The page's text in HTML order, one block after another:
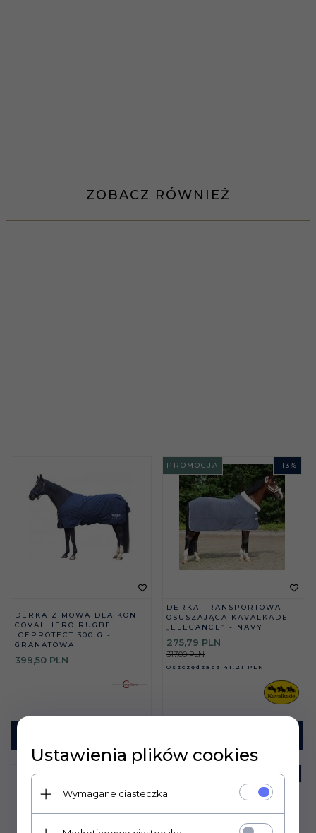
ZOBACZ RÓWNIEŻ
DERKA ZIMOWA DLA KONI
COVALLIERO RUGBE
ICEPROTECT 300 G -
GRANATOWA
399,50 PLN
- 13%
PROMOCJA
DERKA TRANSPORTOWA I
OSUSZAJĄCA KAVALKADE
„ELEGANCE” - NAVY
275,79 PLN
317,00 PLN
Oszczędzasz 41.21 PLN
-14
PROMOCJA
Ustawienia plików cookies
Wymagane ciasteczka